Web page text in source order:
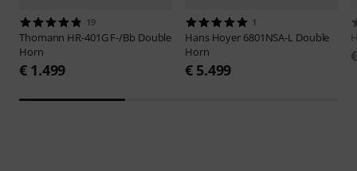
19
Thomann HR-401G F-/Bb Double
Horn
€ 1.499
1
Hans Hoyer 6801NSA-L Double
Horn
€ 5.499